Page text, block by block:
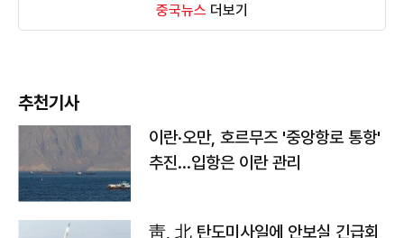
중국뉴스 더보기
추천기사
이란·오만, 호르무즈 '중앙항로 통항'
추진…입항은 이란 관리
靑, 北 탄도미사일에 안보실 긴급회